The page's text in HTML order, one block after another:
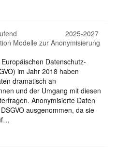
2025-2027
Modelle zur Anonymisierung
Datenschutz-
im Jahr 2018 haben
dramatisch an
und der Umgang mit diesen
Anonymisierte Daten
ausgenommen, da sie